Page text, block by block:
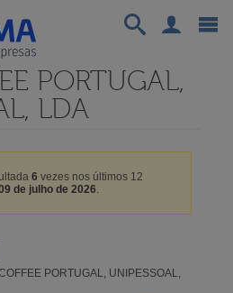
PORTUGAL,
LDA
6 vezes nos últimos 12
de julho de 2026.
PORTUGAL, UNIPESSOAL,